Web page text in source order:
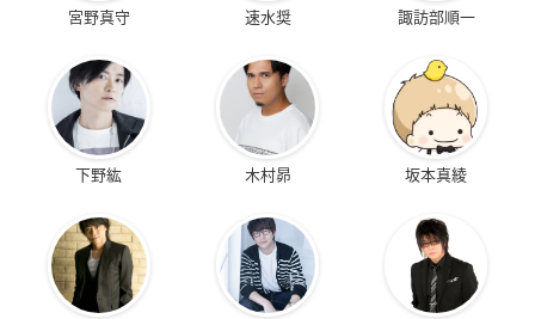
宮野真守 速水奨 諏訪部順一
下野紘 木村昴 坂本真綾